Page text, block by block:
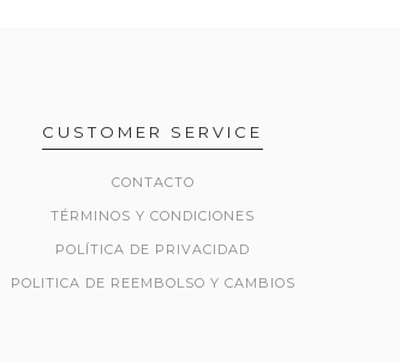
CUSTOMER SERVICE
CONTACTO
TÉRMINOS Y CONDICIONES
POLÍTICA DE PRIVACIDAD
POLITICA DE REEMBOLSO Y CAMBIOS